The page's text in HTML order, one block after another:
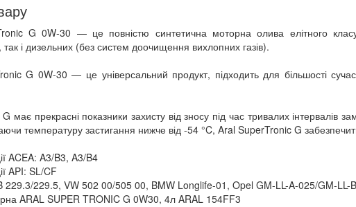
G 0W-30 — це повністю синтетична моторна олива елітного
і дизельних (без систем доочищення вихлопних газів).
G 0W-30 — це універсальний продукт, підходить для більшості
має прекрасні показники захисту від зносу під час тривалих інтервалів
температуру застигання нижче від -54 °C, Aral SuperTronic G
ACEA: A3/B3, A3/B4
API: SL/CF
229.3/229.5, VW 502 00/505 00, BMW Longlife-01, Opel GM-LL-A-025/GM-LL-
ARAL SUPER TRONIC G 0W30, 4л ARAL 154FF3